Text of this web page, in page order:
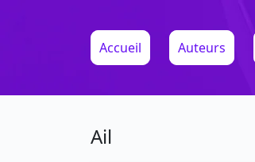
Accueil Auteurs
Ail